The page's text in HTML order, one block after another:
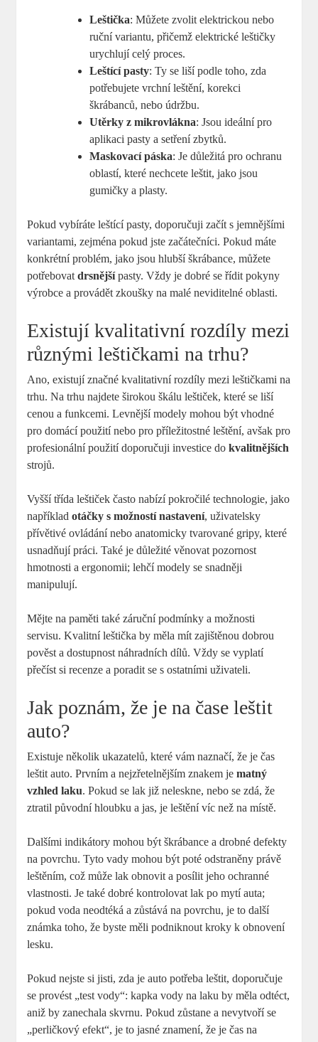
Leštička: Můžete zvolit elektrickou nebo
ruční variantu, přičemž elektrické leštičky
urychlují celý proces.
Leštící pasty: Ty se liší podle toho, zda
potřebujete vrchní leštění, korekci
škrábanců, nebo údržbu.
Utěrky z mikrovlákna: Jsou ideální pro
aplikaci pasty a setření zbytků.
Maskovací páska: Je důležitá pro ochranu
oblastí, které nechcete leštit, jako jsou
gumičky a plasty.
Pokud vybíráte leštící pasty, doporučuji začít s jemnějšími
variantami, zejména pokud jste začátečníci. Pokud máte
konkrétní problém, jako jsou hlubší škrábance, můžete
potřebovatdrsnějšípasty. Vždy je dobré se řídit pokyny
výrobce a provádět zkoušky na malé neviditelné oblasti.
Existují kvalitativní rozdíly mezi
různými leštičkami na trhu?
Ano, existují značné kvalitativní rozdíly mezi leštičkami na
trhu. Na trhu najdete širokou škálu leštiček, které se liší
cenou a funkcemi. Levnější modely mohou být vhodné
pro domácí použití nebo pro příležitostné leštění, avšak pro
profesionální použití doporučuji investice dokvalitnějších
strojů.
Vyšší třída leštiček často nabízí pokročilé technologie, jako
napříkladotáčky s možností nastavení, uživatelsky
přívětivé ovládání nebo anatomicky tvarované gripy, které
usnadňují práci. Také je důležité věnovat pozornost
hmotnosti a ergonomii; lehčí modely se snadněji
manipulují.
Mějte na paměti také záruční podmínky a možnosti
servisu. Kvalitní leštička by měla mít zajištěnou dobrou
pověst a dostupnost náhradních dílů. Vždy se vyplatí
přečíst si recenze a poradit se s ostatními uživateli.
Jak poznám, že je na čase leštit
auto?
Existuje několik ukazatelů, které vám naznačí, že je čas
leštit auto. Prvním a nejzřetelnějším znakem jematný
vzhled laku. Pokud se lak již neleskne, nebo se zdá, že
ztratil původní hloubku a jas, je leštění víc než na místě.
Dalšími indikátory mohou být škrábance a drobné defekty
na povrchu. Tyto vady mohou být poté odstraněny právě
leštěním, což může lak obnovit a posílit jeho ochranné
vlastnosti. Je také dobré kontrolovat lak po mytí auta;
pokud voda neodtéká a zůstává na povrchu, je to další
známka toho, že byste měli podniknout kroky k obnovení
lesku.
Pokud nejste si jisti, zda je auto potřeba leštit, doporučuje
se provést „test vody“: kapka vody na laku by měla odtéct,
aniž by zanechala skvrnu. Pokud zůstane a nevytvoří se
„perličkový efekt“, je to jasné znamení, že je čas na